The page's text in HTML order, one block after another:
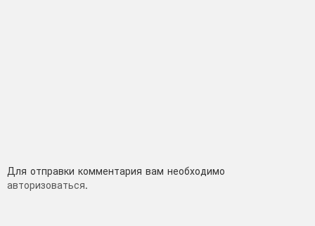
Добавить
комментарий
Для отправки комментария вам необходимо
авторизоваться.